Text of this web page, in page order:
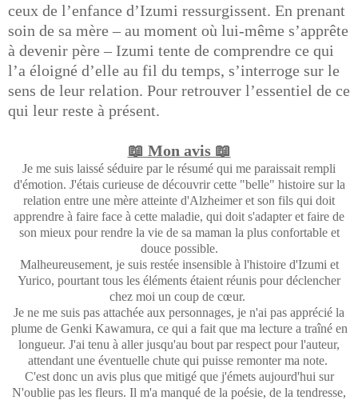
ceux de l’enfance d’Izumi ressurgissent. En prenant
soin de sa mère – au moment où lui-même s’apprête
à devenir père – Izumi tente de comprendre ce qui
l’a éloigné d’elle au fil du temps, s’interroge sur le
sens de leur relation. Pour retrouver l’essentiel de ce
qui leur reste à présent.
📖 Mon avis 📖
Je me suis laissé séduire par le résumé qui me paraissait rempli
d'émotion. J'étais curieuse de découvrir cette "belle" histoire sur la
relation entre une mère atteinte d'Alzheimer et son fils qui doit
apprendre à faire face à cette maladie, qui doit s'adapter et faire de
son mieux pour rendre la vie de sa maman la plus confortable et
douce possible.
Malheureusement, je suis restée insensible à l'histoire d'Izumi et
Yurico, pourtant tous les éléments étaient réunis pour déclencher
chez moi un coup de cœur.
Je ne me suis pas attachée aux personnages, je n'ai pas apprécié la
plume de Genki Kawamura, ce qui a fait que ma lecture a traîné en
longueur. J'ai tenu à aller jusqu'au bout par respect pour l'auteur,
attendant une éventuelle chute qui puisse remonter ma note.
C'est donc un avis plus que mitigé que j'émets aujourd'hui sur
N'oublie pas les fleurs. Il m'a manqué de la poésie, de la tendresse,